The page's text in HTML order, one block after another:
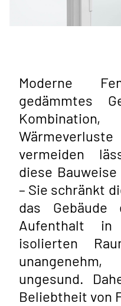
Moderne
gedämmtes
vermeiden
diese
– Sie schränkt
das Gebäude
Aufenthalt
isolierten
ungesund.
Beliebtheit von